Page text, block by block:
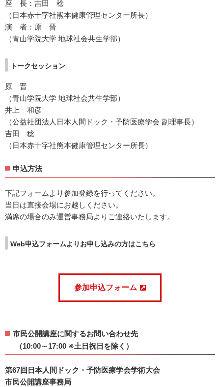
座 長：吉田 稔
（日本赤十字社熊本健康管理センター所長）
演 者：原 晋
（青山学院大学 地球社会共生学部）
トークセッション
原 晋
（青山学院大学 地球社会共生学部）
井上 和彦
（公益社団法人日本人間ドック・予防医療学会 副理事長）
吉田 稔
（日本赤十字社熊本健康管理センター所長）
申込方法
下記フォームより参加登録を行ってください。
当日は直接会場にお越しください。
満席の場合のみ運営事務局よりご連絡いたします。
Web申込フォームよりお申し込みの方はこちら
参加申込フォーム
市民公開講座に関するお問い合わせ先
（10:00～17:00 ※土日祝日を除く）
第67回日本人間ドック・予防医療学会学術大会
市民公開講座事務局